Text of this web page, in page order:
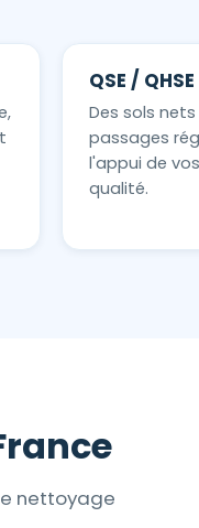
QSE / QHSE
Des sols
passages
l'appui de
qualité.
nettoyage